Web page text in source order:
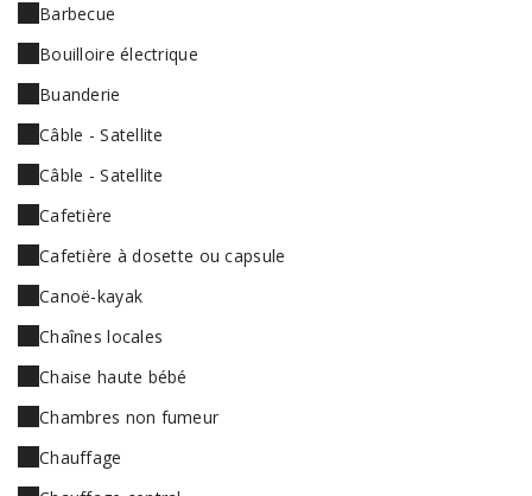
Barbecue
Bouilloire électrique
Buanderie
Câble - Satellite
Câble - Satellite
Cafetière
Cafetière à dosette ou capsule
Canoë-kayak
Chaînes locales
Chaise haute bébé
Chambres non fumeur
Chauffage